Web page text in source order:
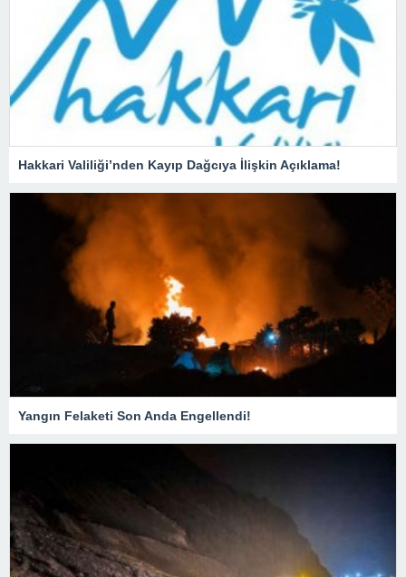
Hakkari Valiliği’nden Kayıp Dağcıya İlişkin Açıklama!
Yangın Felaketi Son Anda Engellendi!